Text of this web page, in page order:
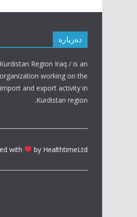
دەربارە
Region Iraq / is an
working on the
and export activity in
Kurdistan region.
with by HealthtimeLtd